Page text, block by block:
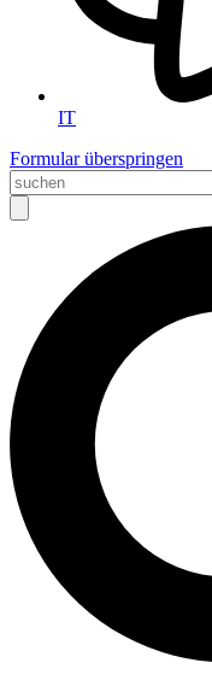
IT
Formular überspringen